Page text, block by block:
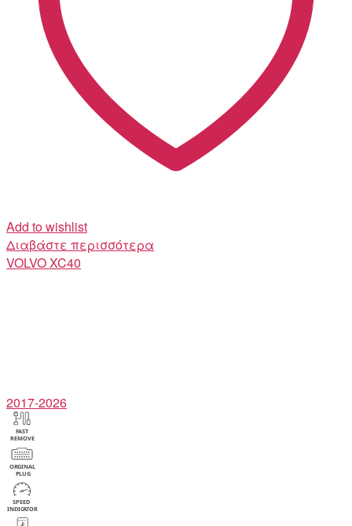
Add to wishlist
Διαβάστε περισσότερα
VOLVOXC40
2017-2026